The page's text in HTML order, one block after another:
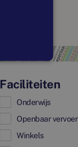
Faciliteiten
Onderwijs
Openbaar vervoer
Winkels